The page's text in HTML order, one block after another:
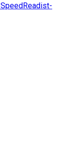
SpeedReadist-